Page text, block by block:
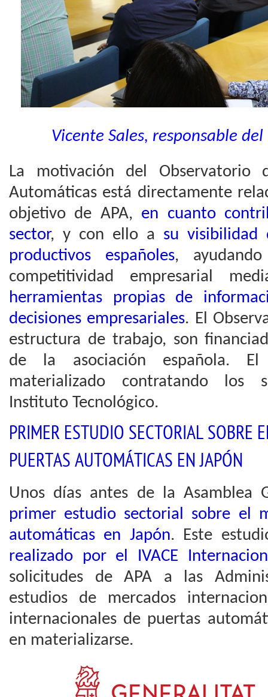
Vicente Sales, responsable
La motivación del Observatorio
Automáticas está directamente
objetivo de APA, en cuanto
sector, y con ello a su visibilidad
productivos españoles,
competitividad empresarial
herramientas propias de
decisiones empresariales. El
estructura de trabajo, son
de la asociación española.
materializado contratando los
Instituto Tecnológico.
PRIMER ESTUDIO SECTORIAL SOBRE
PUERTAS AUTOMÁTICAS EN JAPÓN
Unos días antes de la Asamblea
primer estudio sectorial sobre el
automáticas en Japón. Este
realizado por el IVACE
solicitudes de APA a las
estudios de mercados
internacionales de puertas
en materializarse.